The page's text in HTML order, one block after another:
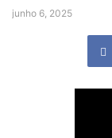
junho 6, 2025